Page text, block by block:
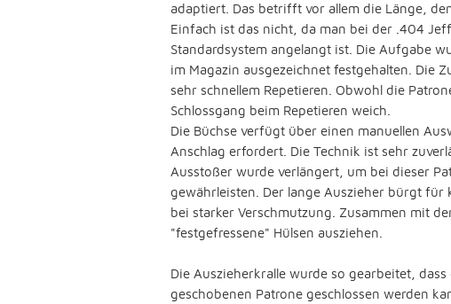
adaptiert. Das betrifft vor allem die Länge,
Einfach ist das nicht, da man bei der .404
Standardsystem angelangt ist. Die Aufgabe
im Magazin ausgezeichnet festgehalten. Die
sehr schnellem Repetieren. Obwohl die
Schlossgang beim Repetieren weich.
Die Büchse verfügt über einen manuellen
Anschlag erfordert. Die Technik ist sehr
Ausstoßer wurde verlängert, um bei dieser
gewährleisten. Der lange Auszieher bürgt für
bei starker Verschmutzung. Zusammen mit
"festgefressene" Hülsen ausziehen.
Die Auszieherkralle wurde so gearbeitet,
geschobenen Patrone geschlossen werden